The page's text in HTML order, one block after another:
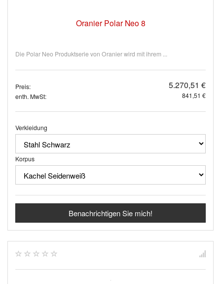
Oranier Polar Neo 8
Die Polar Neo Produktserie von Oranier wird mit ihrem ...
Preis: 5.270,51 €
enth. MwSt: 841,51 €
Verkleidung
Korpus
Benachrichtigen Sie mich!